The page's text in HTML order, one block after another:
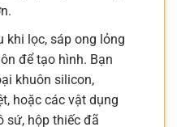
khi lọc, sáp ong lỏng
để tạo hình. Bạn
khuôn silicon,
hoặc các vật dụng
sứ, hộp thiếc đã